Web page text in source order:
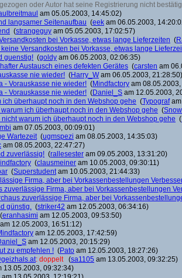
oder Autor hat seine Registrierung nicht
am 05.05.2003, 14:45:02)
langsamer Seitenaufbau (eek am 06.05.2003,
(strangeguy am 05.05.2003, 17:02:57)
bei Vorkasse, etwas lange Lieferzeiten (
Versandkosten bei Vorkasse, etwas lange
guenstig! (goldy am 06.05.2003, 02:06:35)
Austausch eines defekten Gerätes (carsten am
nie wieder! (Harry_Wam 06.05.2003, 21:28:50)
- Vorauskasse nie wieder! (Mindfactory am
- Vorauskasse nie wieder! (Daniel_S am 12.05.2003,
ich überhaupt noch in den Webshop gehe (Typografam
ich überhaupt noch in den Webshop gehe (
nicht warum ich überhaupt noch in den Webshop gehe (
am 07.05.2003, 00:09:01)
Wartezeit(ugmspezi am 08.05.2003, 14:35:03)
am 08.05.2003, 22:47:27)
zuverlässig! (rallesester am 09.05.2003, 13:31:20)
(clausmeiner am 10.05.2003, 09:30:11)
(Superstudentam 10.05.2003, 21:44:33)
Firma, aber bei Vorkassenbestellungen
zuverlässige Firma, aber bei Vorkassenbestellungen
zuverlässige Firma, aber bei
günstig. (striker42 am 12.05.2003, 06:34:16)
(eranhasimi am 12.05.2003, 09:53:50)
am 12.05.2003, 16:51:12)
am 12.05.2003, 17:42:59)
am 12.05.2003, 20:15:29)
zu empfehlen ! (Pato am 12.05.2003, 18:27:26)
: doppelt (sa1105 am 13.05.2003, 09:32:25)
13.05.2003, 09:32:34)